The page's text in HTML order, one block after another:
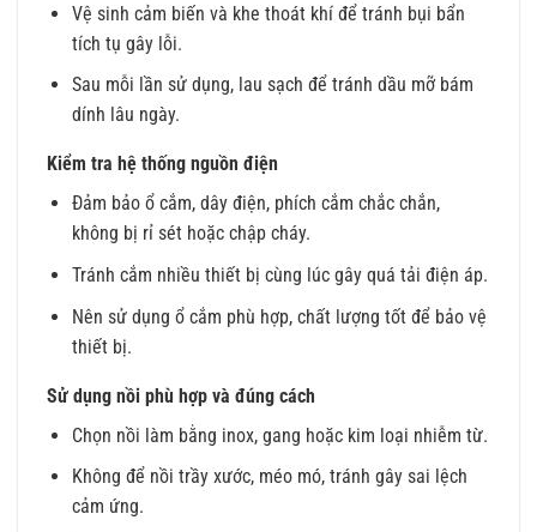
Vệ sinh cảm biến và khe thoát khí để tránh bụi bẩn
tích tụ gây lỗi.
Sau mỗi lần sử dụng, lau sạch để tránh dầu mỡ bám
dính lâu ngày.
Kiểm tra hệ thống nguồn điện
Đảm bảo ổ cắm, dây điện, phích cắm chắc chắn,
không bị rỉ sét hoặc chập cháy.
Tránh cắm nhiều thiết bị cùng lúc gây quá tải điện áp.
Nên sử dụng ổ cắm phù hợp, chất lượng tốt để bảo vệ
thiết bị.
Sử dụng nồi phù hợp và đúng cách
Chọn nồi làm bằng inox, gang hoặc kim loại nhiễm từ.
Không để nồi trầy xước, méo mó, tránh gây sai lệch
cảm ứng.